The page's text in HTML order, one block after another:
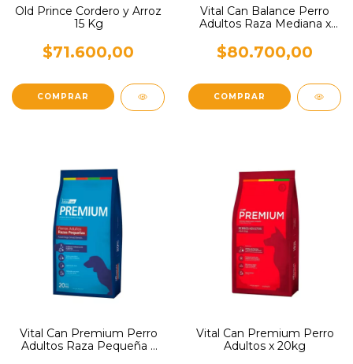
Old Prince Cordero y Arroz
15 Kg
$71.600,00
Vital Can Balance Perro
Adultos Raza Mediana x
$80.700,00
Vital Can Premium Perro
Adultos Raza Pequeña x
Vital Can Premium Perro
Adultos x 20kg